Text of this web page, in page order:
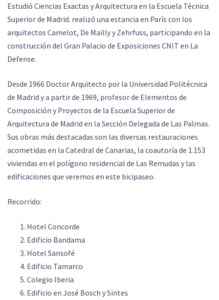
Estudió Ciencias Exactas y Arquitectura en la Escuela Técnica
Superior de Madrid. realizó una estancia en París con los
arquitectos Camelot, De Mailly y Zehrfuss, participando en la
construcción del Gran Palacio de Exposiciones CNIT en La
Defense.
Desde 1966 Doctor Arquitecto por la Universidad Politécnica
de Madrid y a partir de 1969, profesor de Elementos de
Composición y Proyectos de la Escuela Superior de
Arquitectura de Madrid en la Sección Delegada de Las Palmas.
Sus obras más destacadas son las diversas restauraciones
acometidas en la Catedral de Canarias, la coautoría de 1.153
viviendas en el polígono residencial de Las Remudas y las
edificaciones que veremos en este bicipaseo.
Recorrido:
Hotel Concorde
Edificio Bandama
Hotel Sansofé
Edificio Tamarco
Colegio Iberia
Edificio en José Bosch y Sintes